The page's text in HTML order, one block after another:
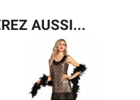
AUSSI...